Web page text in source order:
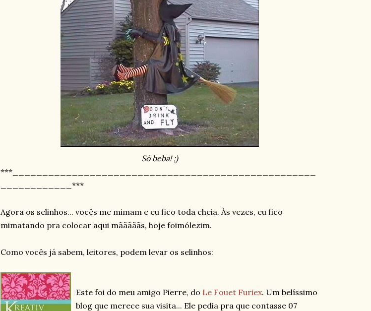
Só beba! ;)
***___________________________________________________
____________***
Agora os selinhos... vocês me mimam e eu fico toda cheia. Às vezes, eu fico
mimatando pra colocar aqui mãããããs, hoje foimólezim.
Como vocês já sabem, leitores, podem levar os selinhos:
Este foi do meu amigo Pierre, do Le Fouet Furiex. Um belíssimo
blog que merece sua visita... Ele pedia pra que contasse 07